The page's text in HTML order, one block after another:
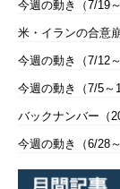
今週の動き（7/19
米・イランの合意
今週の動き（7/12
今週の動き（7/5～
バックナンバー（
今週の動き（6/28